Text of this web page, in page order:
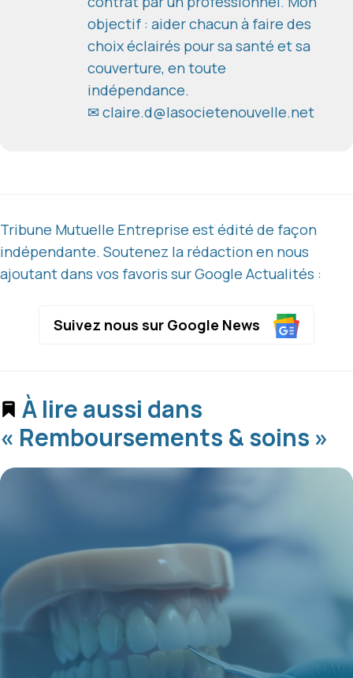
objectif : aider chacun à faire des
choix éclairés pour sa santé et sa
couverture, en toute
indépendance.
✉ claire.d@lasocietenouvelle.net
Tribune Mutuelle Entreprise est édité de façon
indépendante. Soutenez la rédaction en nous
ajoutant dans vos favoris sur Google Actualités :
Suivez nous sur Google News
À lire aussi dans
« Remboursements & soins »